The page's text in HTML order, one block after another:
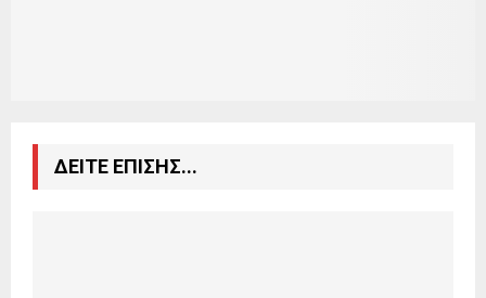
ΔΕΙΤΕ ΕΠΙΣΗΣ...